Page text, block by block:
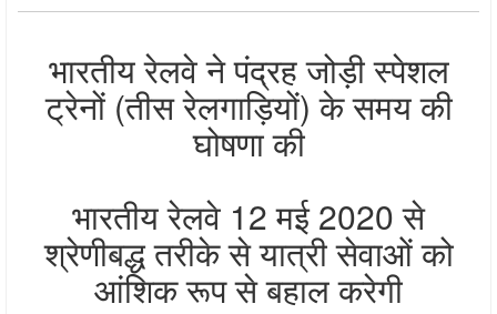
भारतीय रेलवे ने पंद्रह जोड़ी स्‍पेशल
ट्रेनों (तीस रेलगाड़ियों) के समय की
घोषणा की
भारतीय रेलवे 12 मई 2020 से
श्रेणीबद्ध तरीके से यात्री सेवाओं को
आंशिक रूप से बहाल करेगी